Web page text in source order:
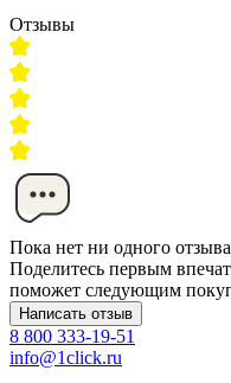
Отзывы
Пока нет ни одного отзыва
Поделитесь первым
поможет следующим
Написать отзыв
8 800 333-19-51
info@1click.ru